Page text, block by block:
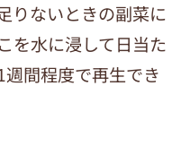
りないときの副菜に
を水に浸して日当た
間程度で再生でき